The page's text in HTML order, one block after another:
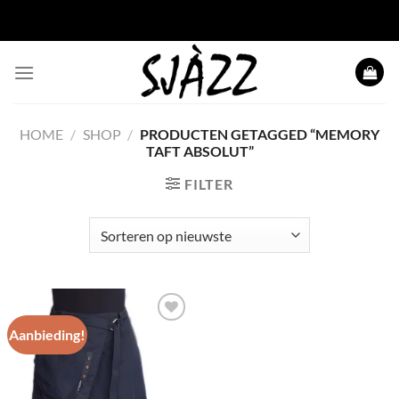
HOME / SHOP / PRODUCTEN GETAGGED “MEMORY
TAFT ABSOLUT”
FILTER
Aanbieding!
Toevoegen
wenslijst